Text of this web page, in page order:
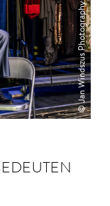
© Jan Windszus Photography